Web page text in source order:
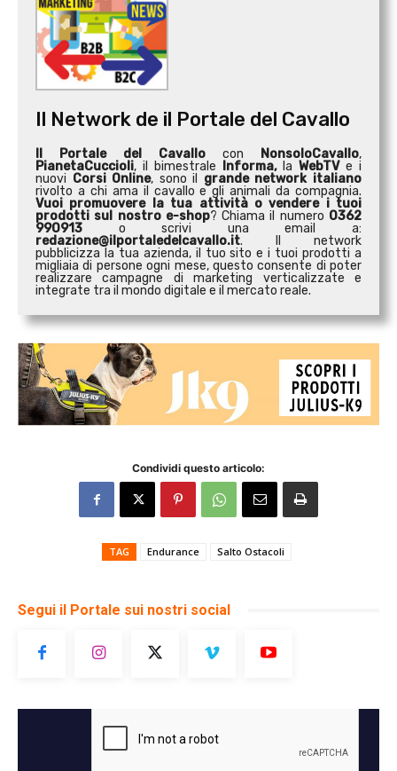
Il Network de il Portale del Cavallo
Il Portale del Cavallo con NonsoloCavallo,
PianetaCuccioli, il bimestrale Informa,laWebTVe i
nuovi Corsi Online, sono il grande network italiano
rivolto a chi ama il cavallo e gli animali da compagnia.
Vuoi promuovere la tua attività ovendere i tuoi
prodotti sul nostro e-shop? Chiama il numero 0362
990913 o scrivi una email a:
redazione@ilportaledelcavallo.it. Il network
pubblicizza la tua azienda, il tuo sito e i tuoi prodotti a
migliaia di persone ogni mese, questo consente di poter
realizzare campagne di marketing verticalizzate e
integrate tra il mondo digitale e il mercato reale.
Condividi questo articolo:
TAG Endurance Salto Ostacoli
Segui il Portale sui nostri social